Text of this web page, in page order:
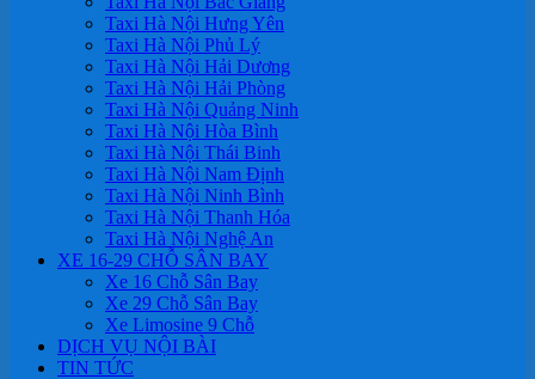
Taxi Hà Nội Hưng Yên
Taxi Hà Nội Phủ Lý
Taxi Hà Nội Hải Dương
Taxi Hà Nội Hải Phòng
Taxi Hà Nội Quảng Ninh
Taxi Hà Nội Hòa Bình
Taxi Hà Nội Thái Binh
Taxi Hà Nội Nam Định
Taxi Hà Nội Ninh Bình
Taxi Hà Nội Thanh Hóa
Taxi Hà Nội Nghệ An
XE 16-29 CHỖ SÂN BAY
Xe 16 Chỗ Sân Bay
Xe 29 Chỗ Sân Bay
Xe Limosine 9 Chỗ
DỊCH VỤ NỘI BÀI
TIN TỨC